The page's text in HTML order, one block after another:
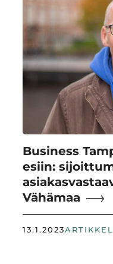
Business
esiin:
Vähämaa
13.1.2023